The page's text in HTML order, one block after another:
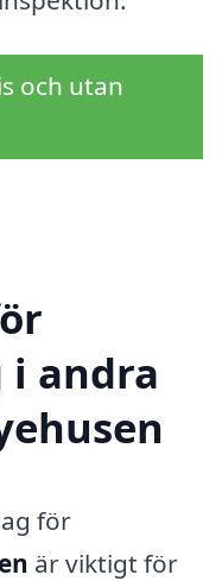
och utan
andra
för
är viktigt för